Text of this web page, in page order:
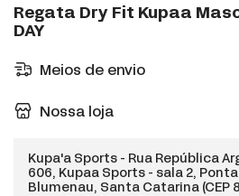
Regata Dry Fit Kupaa
DAY
Meios de envio
Nossa loja
Kupa'a Sports - Rua República
606, Kupaa Sports - sala 2,
Blumenau, Santa Catarina (CEP